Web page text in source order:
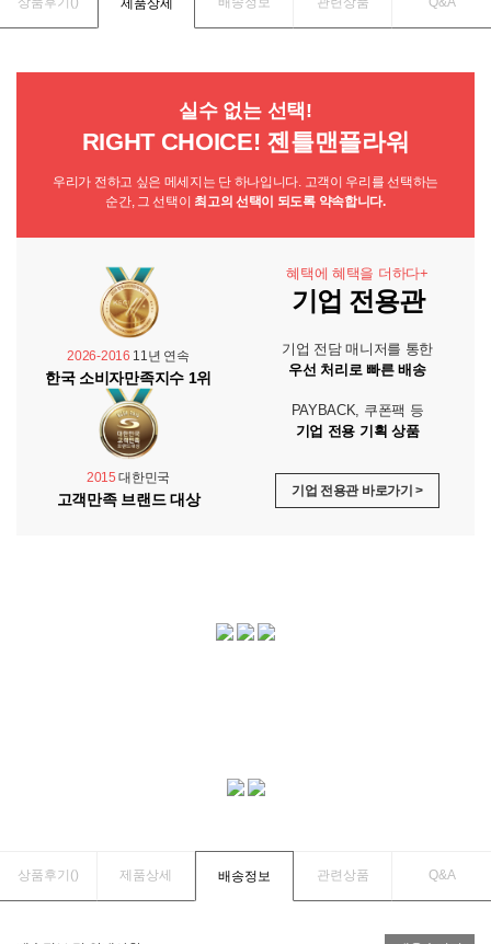
제품상세
실수 없는 선택!
RIGHT CHOICE! 젠틀맨플라워
우리가 전하고 싶은 메세지는 단 하나입니다. 고객이 우리를 선택하는
순간, 그 선택이 최고의 선택이 되도록 약속합니다.
2026-2016 11년 연속
한국 소비자만족지수 1위
2015 대한민국
고객만족 브랜드 대상
혜택에 혜택을 더하다+
기업 전용관
기업 전담 매니저를 통한
우선 처리로 빠른 배송
PAYBACK, 쿠폰팩 등
기업 전용 기획 상품
기업 전용관 바로가기 >
상품후기() 제품상세 배송정보 관련상품 Q&A